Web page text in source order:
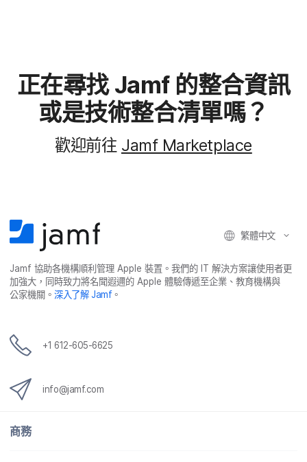
正在​尋找Jamf 的​整合​資訊​
或​是​技術​整合​清​單嗎？
歡迎​前往 Jamf Marketplace
繁體​中文
Jamf協助​各​機構​順利​管理 Apple裝置。​我們​的 IT解決​方案​讓​使用​者​更​
加強​大，​同時​致力​將​名聞​遐邇​的 Apple體驗​傳遞​至​企業、​教育​機構​與​
公家​機關。深入​了​解Jamf。
+1 612-605-6625
info@jamf.com
商務